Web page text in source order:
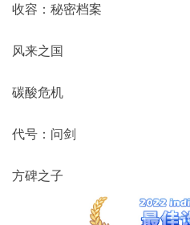
收容：秘密档案
风来之国
碳酸危机
代号：问剑
方碑之子